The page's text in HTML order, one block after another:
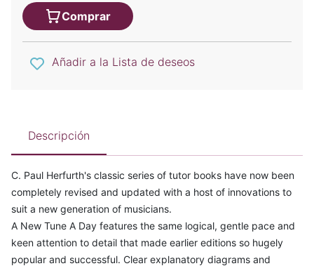
Comprar
Añadir a la Lista de deseos
Descripción
C. Paul Herfurth's classic series of tutor books have now been
completely revised and updated with a host of innovations to
suit a new generation of musicians.
A New Tune A Day features the same logical, gentle pace and
keen attention to detail that made earlier editions so hugely
popular and successful. Clear explanatory diagrams and